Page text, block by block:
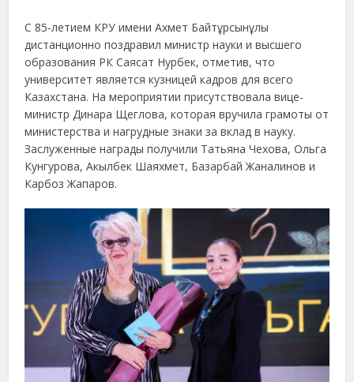
С 85-летием КРУ имени Ахмет Байтұрсынұлы
дистанционно поздравил министр науки и высшего
образования РК Саясат Нурбек, отметив, что
университет является кузницей кадров для всего
Казахстана. На мероприятии присутствовала вице-
министр Динара Щеглова, которая вручила грамоты от
министерства и нагрудные знаки за вклад в науку.
Заслуженные награды получили Татьяна Чехова, Ольга
Кунгурова, Акылбек Шаяхмет, Базарбай Жаналинов и
Карбоз Жапаров.